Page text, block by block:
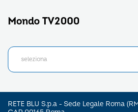
Mondo TV2000
RETE BLU S.p.a - Sede Legale Roma